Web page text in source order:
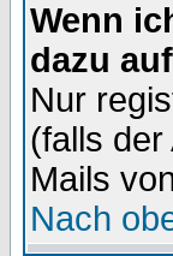
Wenn
dazu
Nur
(falls
Mails
Nach